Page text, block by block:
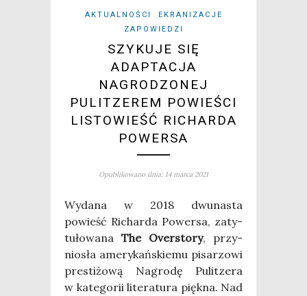
AKTUALNOŚCI
EKRANIZACJE
ZAPOWIEDZI
SZYKUJE SIĘ
ADAPTACJA
NAGRODZONEJ
PULITZEREM POWIEŚCI
LISTOWIEŚĆ RICHARDA
POWERSA
Opublikowano dnia: 14 marca 2021
Wyda­na w 2018 dwu­na­sta
powieść Richar­da Power­sa, zaty­
tu­ło­wa­na The Over­sto­ry, przy­
nio­sła ame­ry­kań­skie­mu pisa­rzo­wi
pre­sti­żo­wą Nagro­dę Pulit­ze­ra
w kate­go­rii lite­ra­tu­ra pięk­na. Nad